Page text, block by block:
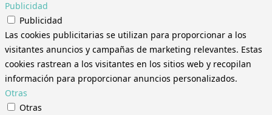
Publicidad
Publicidad
Las cookies publicitarias se utilizan para proporcionar a los
visitantes anuncios y campañas de marketing relevantes. Estas
cookies rastrean a los visitantes en los sitios web y recopilan
información para proporcionar anuncios personalizados.
Otras
Otras